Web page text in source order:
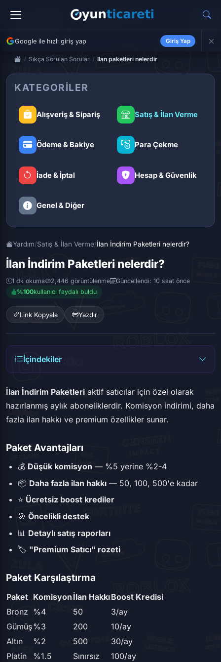
Google ile hızlı giriş yap Giriş Yap
Sıkça Sorulan Sorular Ilan paketleri nelerdir
KATEGORILER
Alışveriş & Sipariş Satış & İlan Verme
Ödeme & Bakiye Para Çekme
İade & İptal Hesap & Güvenlik
Genel & Diğer
Yardım/Satış & İlan Verme/İlan İndirim Paketleri nelerdir?
İlan İndirim Paketleri nelerdir?
1 dk okuma 2,446 görüntülenme
Güncellendi: 10 saat önce
%100kullanıcı faydalı buldu
Link Kopyala Yazdır
İçindekiler
İlan İndirim Paketleri aktif satıcılar için özel olarak
hazırlanmış aylık aboneliklerdir. Komisyon indirimi, daha
fazla ilan hakkı ve premium özellikler sunar.
Paket Avantajları
💰 Düşük komisyon — %5 yerine %2-4
📦 Daha fazla ilan hakkı — 50, 100, 500'e kadar
⭐ Ücretsiz boost krediler
🎯 Öncelikli destek
📊 Detaylı satış raporları
🏷️ "Premium Satıcı" rozeti
Paket Karşılaştırma
Paket Komisyon İlan HakkıBoost Kredisi
Bronz %4 50
3/ay
Gümüş%3 200
10/ay
Altın
%2 500
30/ay
Platin
%1.5 Sınırsız 100/ay